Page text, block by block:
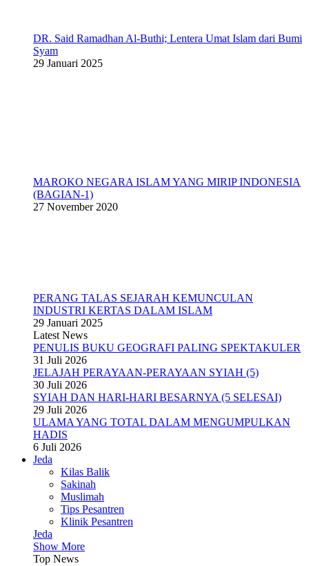
DR. Said Ramadhan Al-Buthi; Lentera Umat Islam dari Bumi
Syam
29 Januari 2025
MAROKO NEGARA ISLAM YANG MIRIP INDONESIA
(BAGIAN-1)
27 November 2020
PERANG TALAS SEJARAH KEMUNCULAN
INDUSTRI KERTAS DALAM ISLAM
29 Januari 2025
Latest News
PENULIS BUKU GEOGRAFI PALING SPEKTAKULER
31 Juli 2026
JELAJAH PERAYAAN-PERAYAAN SYIAH (5)
30 Juli 2026
SYIAH DAN HARI-HARI BESARNYA (5 SELESAI)
29 Juli 2026
ULAMA YANG TOTAL DALAM MENGUMPULKAN
HADIS
6 Juli 2026
Jeda
Kilas Balik
Sakinah
Muslimah
Tips Pesantren
Klinik Pesantren
Jeda
Show More
Top News